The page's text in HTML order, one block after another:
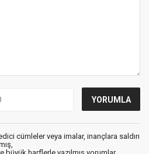
cümleler veya imalar, inançlara saldırı